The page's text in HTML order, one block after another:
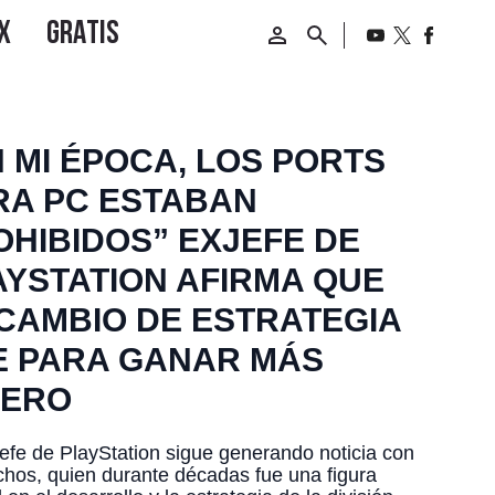
MI ÉPOCA, LOS PORTS
PC ESTABAN
EXJEFE DE
AFIRMA QUE
DE ESTRATEGIA
PARA GANAR MÁS
de PlayStation sigue generando noticia con
quien durante décadas fue una figura